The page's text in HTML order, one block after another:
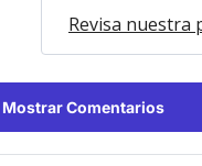
Revisa nuestra
Mostrar Comentarios